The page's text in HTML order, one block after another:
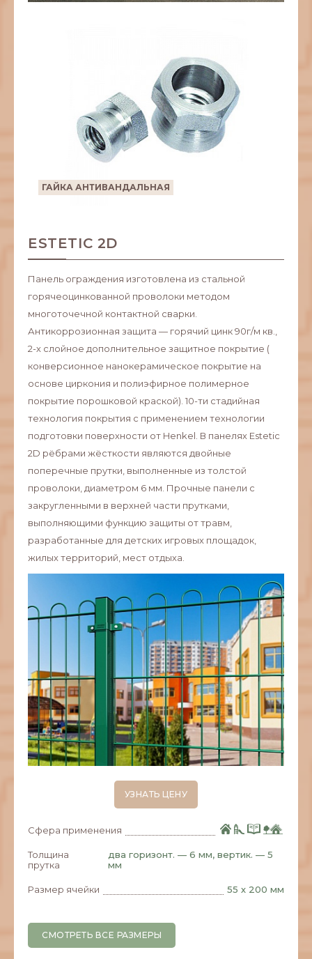
ГАЙКА АНТИВАНДАЛЬНАЯ
ESTETIC 2D
Панель ограждения изготовлена из стальной
горячеоцинкованной проволоки методом
многоточечной контактной сварки.
Антикоррозионная защита — горячий цинк 90г/м кв.,
2-х слойное дополнительное защитное покрытие (
конверсионное нанокерамическое покрытие на
основе циркония и полиэфирное полимерное
покрытие порошковой краской). 10-ти стадийная
технология покрытия с применением технологии
подготовки поверхности от Henkel. В панелях Estetic
2D рёбрами жёсткости являются двойные
поперечные прутки, выполненные из толстой
проволоки, диаметром 6 мм. Прочные панели с
закругленными в верхней части прутками,
выполняющими функцию защиты от травм,
разработанные для детских игровых площадок,
жилых территорий, мест отдыха.
УЗНАТЬ ЦЕНУ
Сфера применения
Толщина
прутка
два горизонт. — 6 мм, вертик. — 5
мм
Размер ячейки 55 х 200 мм
СМОТРЕТЬ ВСЕ РАЗМЕРЫ